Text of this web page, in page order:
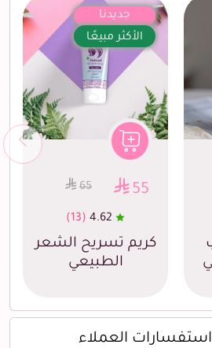
جديدنا
الأكثر مبيعًا
55
65
4.62
(13)
كريم تسريح الشعر
الطبيعي
استفسارات العملاء